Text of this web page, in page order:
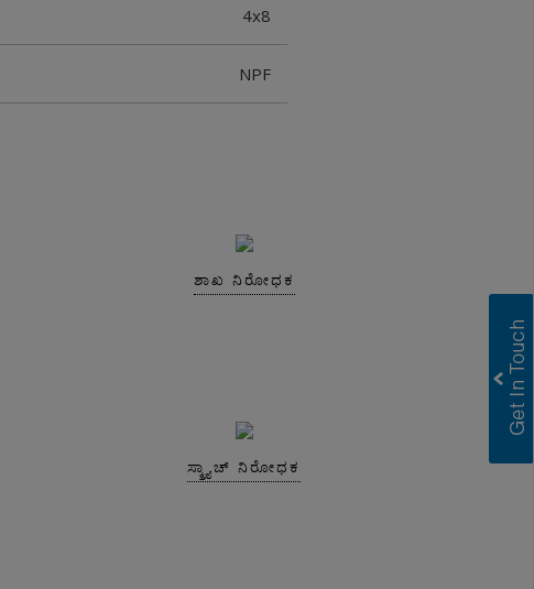
4x8
NPF
ಶಾಖ ನಿರೋಧಕ
ಸ್ಕ್ರ್ಯಾಚ್ ನಿರೋಧಕ